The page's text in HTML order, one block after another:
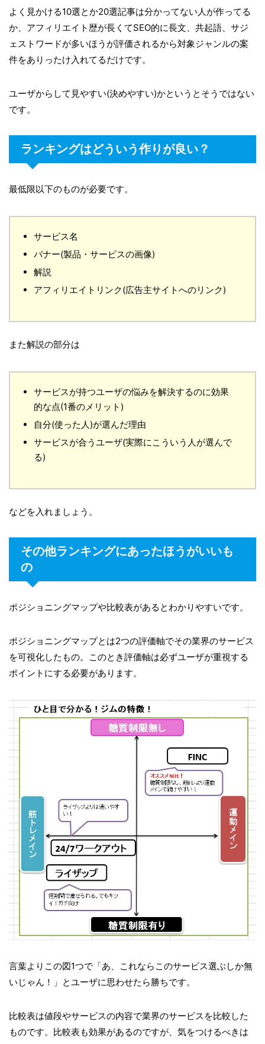
よく見かける10選とか20選記事は分かってない人が作ってる
か、アフィリエイト歴が長くてSEO的に長文、共起語、サジ
ェストワードが多いほうが評価されるから対象ジャンルの案
件をありったけ入れてるだけです。
ユーザからして見やすい(決めやすい)かというとそうではない
です。
ランキングはどういう作りが良い？
最低限以下のものが必要です。
サービス名
バナー(製品・サービスの画像)
解説
アフィリエイトリンク(広告主サイトへのリンク)
また解説の部分は
サービスが持つユーザの悩みを解決するのに効果
的な点(1番のメリット)
自分(使った人)が選んだ理由
サービスが合うユーザ(実際にこういう人が選んで
る)
などを入れましょう。
その他ランキングにあったほうがいいも
の
ポジショニングマップや比較表があるとわかりやすいです。
ポジショニングマップとは2つの評価軸でその業界のサービス
を可視化したもの。このとき評価軸は必ずユーザが重視する
ポイントにする必要があります。
言葉よりこの図1つで「あ、これならこのサービス選ぶしか無
いじゃん！」とユーザに思わせたら勝ちです。
比較表は値段やサービスの内容で業界のサービスを比較した
ものです。比較表も効果があるのですが、気をつけるべきは